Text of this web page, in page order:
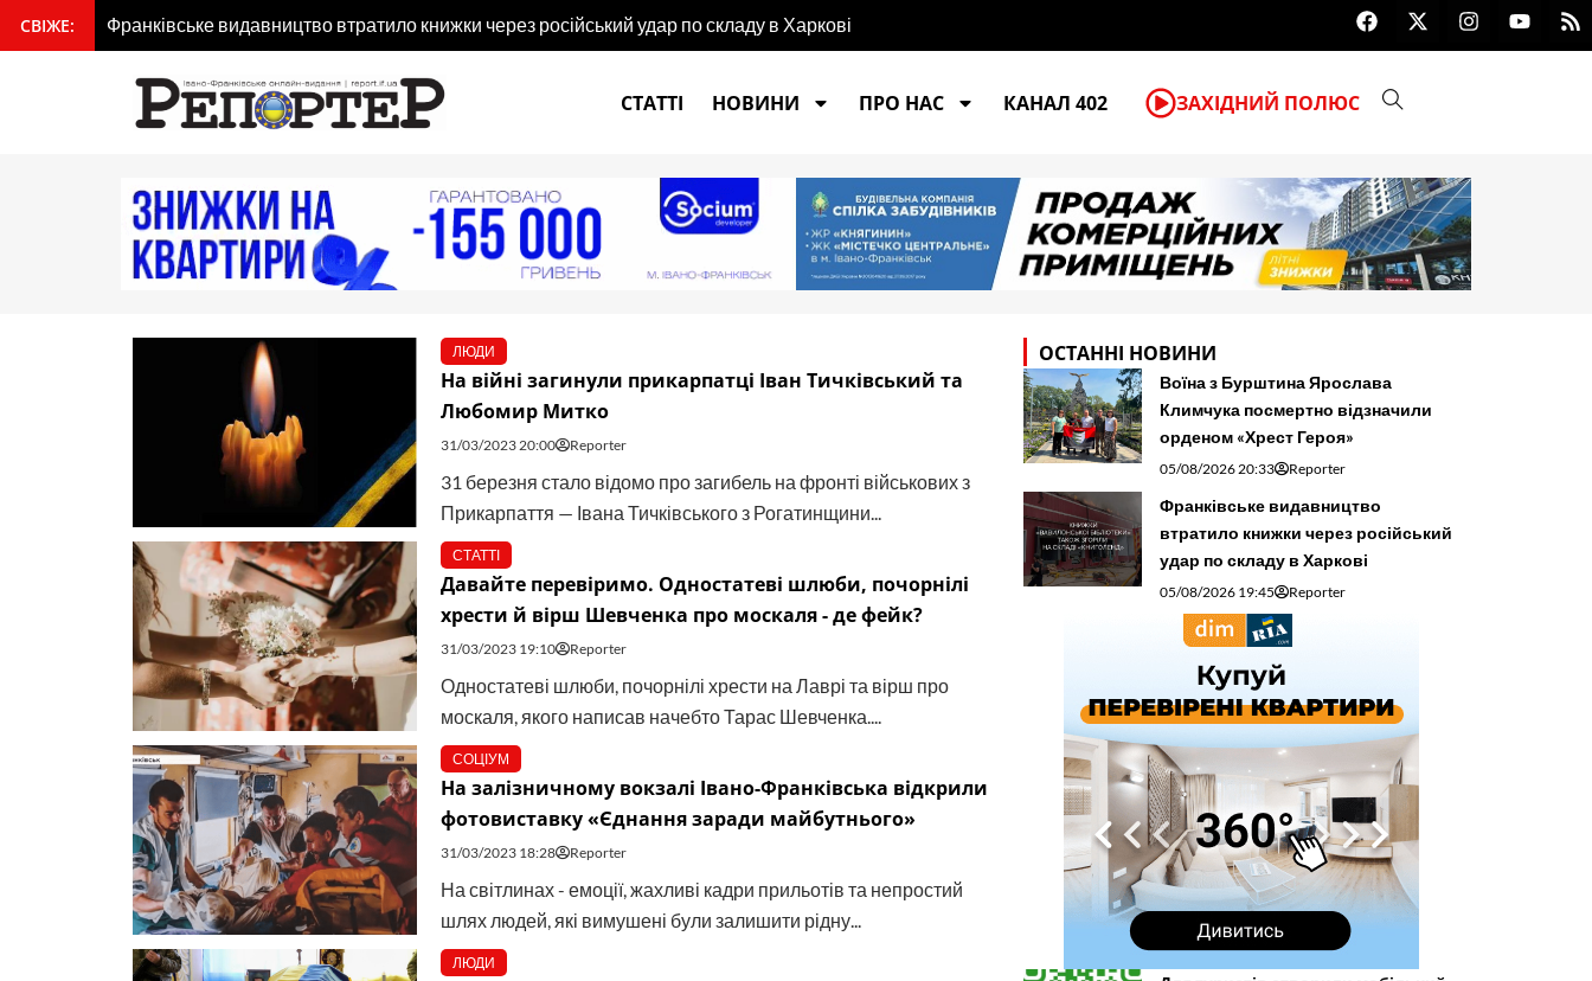
вмісту
СВІЖЕ: Франківське видавництво втратило книжки через російський удар по складу в Харкові Для туристів створили
F
a
c
X
-
t
r
I
n
s
m
Y
o
u
R
s
s
СТАТТІ
НОВИНИ ПРО НАС КАНАЛ 402 ЗАХІДНИЙ ПОЛЮС
ЛЮДИ
На війні загинули прикарпатці Іван Тичківський та
Любомир Митко
31/03/2023 20:00 Reporter
31 березня стало відомо про загибель на фронті військових з
Прикарпаття — Івана Тичківського з Рогатинщини...
СТАТТІ
Давайте перевіримо. Одностатеві шлюби, почорнілі
хрести й вірш Шевченка про москаля - де фейк?
31/03/2023 19:10 Reporter
Одностатеві шлюби, почорнілі хрести на Лаврі та вірш про
москаля, якого написав начебто Тарас Шевченка....
СОЦІУМ
На залізничному вокзалі Івано-Франківська відкрили
фотовиставку «Єднання заради майбутнього»
31/03/2023 18:28 Reporter
На світлинах - емоції, жахливі кадри прильотів та непростий
шлях людей, які вимушені були залишити рідну...
ЛЮДИ
ОСТАННІ НОВИНИ
Воїна з Бурштина Ярослава
Климчука посмертно відзначили
орденом «Хрест Героя»
05/08/2026 20:33 Reporter
Франківське видавництво
втратило книжки через російський
удар по складу в Харкові
05/08/2026 19:45 Reporter